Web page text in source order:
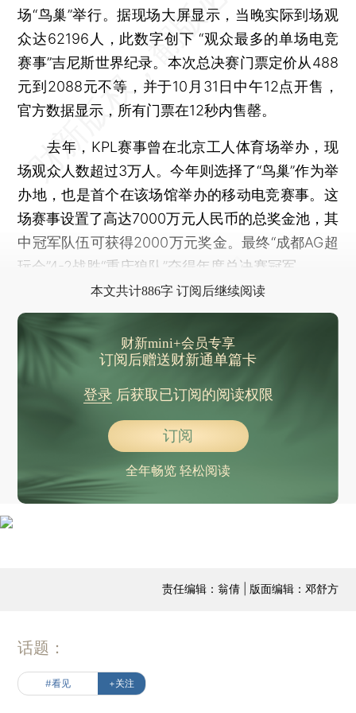
场“鸟巢”举行。据现场大屏显示，当晚实际到场观
众达62196人，此数字创下 “观众最多的单场电竞
赛事”吉尼斯世界纪录。本次总决赛门票定价从488
元到2088元不等，并于10月31日中午12点开售，
官方数据显示，所有门票在12秒内售罄。
去年，KPL赛事曾在北京工人体育场举办，现
场观众人数超过3万人。今年则选择了“鸟巢”作为举
办地，也是首个在该场馆举办的移动电竞赛事。这
场赛事设置了高达7000万元人民币的总奖金池，其
中冠军队伍可获得2000万元奖金。最终“成都AG超
玩会”4-2战胜“重庆狼队”夺得年度总决赛冠军。
本文共计886字 订阅后继续阅读
财新mini+会员专享
订阅后赠送财新通单篇卡
登录后获取已订阅的阅读权限
订阅
全年畅览 轻松阅读
责任编辑：翁倩 | 版面编辑：邓舒方
话题：
#看见 +关注